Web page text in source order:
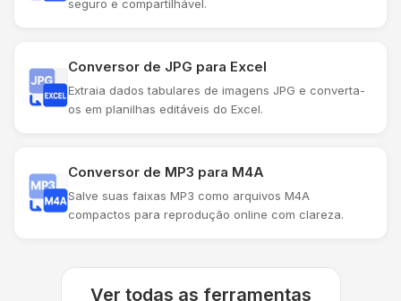
seguro e compartilhável.
Conversor de JPG para Excel
Extraia dados tabulares de imagens JPG e converta-
os em planilhas editáveis ​​do Excel.
Conversor de MP3 para M4A
Salve suas faixas MP3 como arquivos M4A
compactos para reprodução online com clareza.
Ver todas as ferramentas